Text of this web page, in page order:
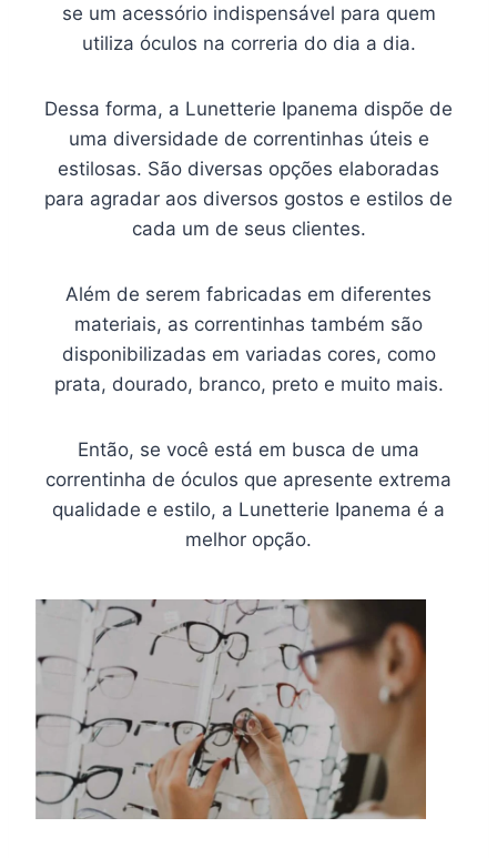
se um acessório indispensável para quem
utiliza óculos na correria do dia a dia.
Dessa forma, a Lunetterie Ipanema dispõe de
uma diversidade de correntinhas úteis e
estilosas. São diversas opções elaboradas
para agradar aos diversos gostos e estilos de
cada um de seus clientes.
Além de serem fabricadas em diferentes
materiais, as correntinhas também são
disponibilizadas em variadas cores, como
prata, dourado, branco, preto e muito mais.
Então, se você está em busca de uma
correntinha de óculos que apresente extrema
qualidade e estilo, a Lunetterie Ipanema é a
melhor opção.